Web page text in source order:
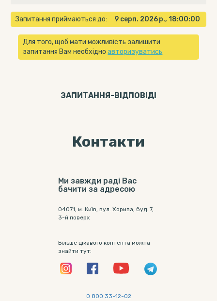
Запитання приймаються до: 9 серп. 2026 р., 18:00:00
Для того, щоб мати можливість залишити
запитання Вам необхідноавторизуватись
ЗАПИТАННЯ-ВІДПОВIДI
Контакти
Ми завжди раді Вас
бачити за адресою
04071, м. Київ, вул. Хорива, буд. 7,
3-й поверх
Більше цікавого контента можна
знайти тут:
0 800 33-12-02